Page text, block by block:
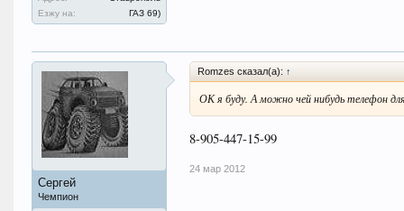
Езжу на:
ГАЗ 69)
Сергей
Чемпион
Romzes сказал(а): ↑
ОК я буду. А можно чей нибудь телефон для
8-905-447-15-99
24 мар 2012